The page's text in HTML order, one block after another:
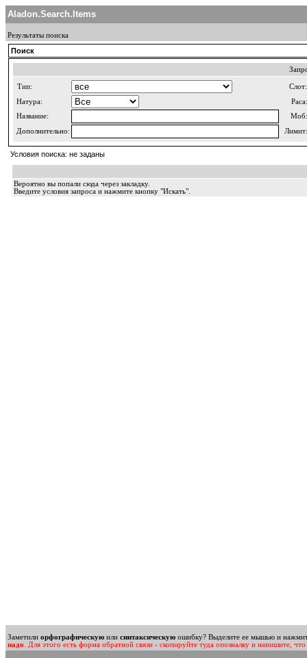
Aladon.Search.Items
Результаты поиска
Поиск
Тип:
Слот:
Натура:
Раса:
Название:
Моб:
Дополнительно:
Лимит:
Условия поиска: не заданы
Вероятно вы попали сюда через закладку.
Введите условия запроса и нажмите кнопку "Искать".
Заметили орфографическую или синтаксическую ошибку? Выделите ее мышью и
надо . Для этого есть форма обратной связи - скопируйте туда опозналку и напишите,